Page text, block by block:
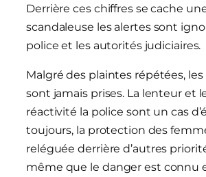
Derrière ces chiffres se cache
scandaleuse les alertes sont
police et les autorités judiciaires.
Malgré des plaintes répétées,
sont jamais prises. La lenteur et
réactivité la police sont un cas
toujours, la protection des
reléguée derrière d’autres
même que le danger est connu